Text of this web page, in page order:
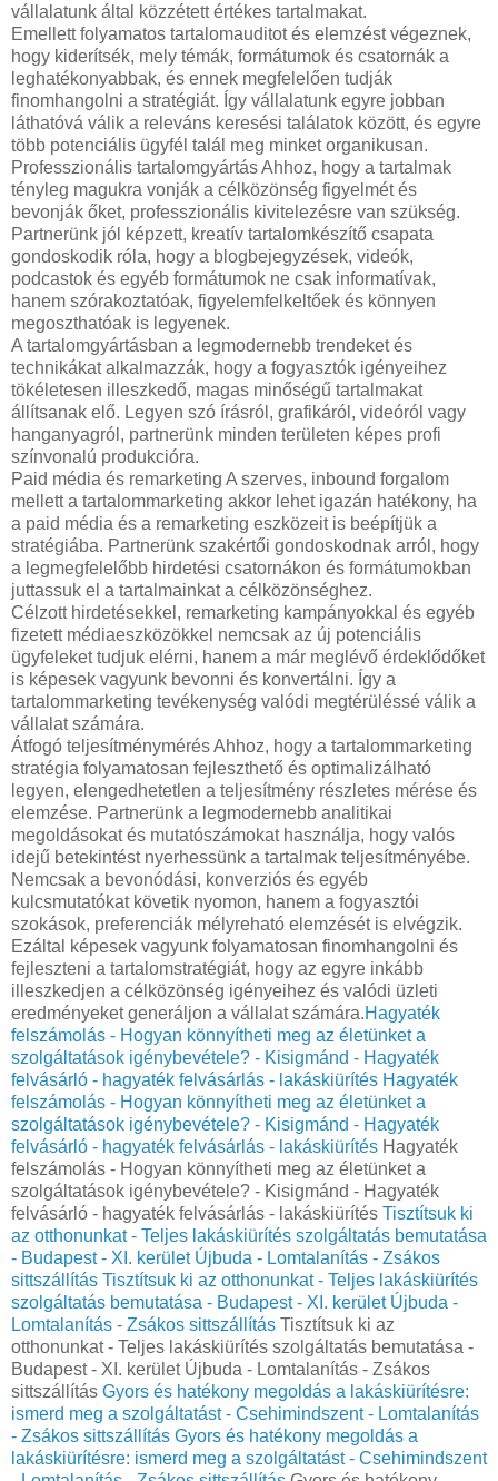
vállalatunk által közzétett értékes tartalmakat.
Emellett folyamatos tartalomauditot és elemzést végeznek,
hogy kiderítsék, mely témák, formátumok és csatornák a
leghatékonyabbak, és ennek megfelelően tudják
finomhangolni a stratégiát. Így vállalatunk egyre jobban
láthatóvá válik a releváns keresési találatok között, és egyre
több potenciális ügyfél talál meg minket organikusan.
Professzionális tartalomgyártás Ahhoz, hogy a tartalmak
tényleg magukra vonják a célközönség figyelmét és
bevonják őket, professzionális kivitelezésre van szükség.
Partnerünk jól képzett, kreatív tartalomkészítő csapata
gondoskodik róla, hogy a blogbejegyzések, videók,
podcastok és egyéb formátumok ne csak informatívak,
hanem szórakoztatóak, figyelemfelkeltőek és könnyen
megoszthatóak is legyenek.
A tartalomgyártásban a legmodernebb trendeket és
technikákat alkalmazzák, hogy a fogyasztók igényeihez
tökéletesen illeszkedő, magas minőségű tartalmakat
állítsanak elő. Legyen szó írásról, grafikáról, videóról vagy
hanganyagról, partnerünk minden területen képes profi
színvonalú produkcióra.
Paid média és remarketing A szerves, inbound forgalom
mellett a tartalommarketing akkor lehet igazán hatékony, ha
a paid média és a remarketing eszközeit is beépítjük a
stratégiába. Partnerünk szakértői gondoskodnak arról, hogy
a legmegfelelőbb hirdetési csatornákon és formátumokban
juttassuk el a tartalmainkat a célközönséghez.
Célzott hirdetésekkel, remarketing kampányokkal és egyéb
fizetett médiaeszközökkel nemcsak az új potenciális
ügyfeleket tudjuk elérni, hanem a már meglévő érdeklődőket
is képesek vagyunk bevonni és konvertálni. Így a
tartalommarketing tevékenység valódi megtérüléssé válik a
vállalat számára.
Átfogó teljesítménymérés Ahhoz, hogy a tartalommarketing
stratégia folyamatosan fejleszthető és optimalizálható
legyen, elengedhetetlen a teljesítmény részletes mérése és
elemzése. Partnerünk a legmodernebb analitikai
megoldásokat és mutatószámokat használja, hogy valós
idejű betekintést nyerhessünk a tartalmak teljesítményébe.
Nemcsak a bevonódási, konverziós és egyéb
kulcsmutatókat követik nyomon, hanem a fogyasztói
szokások, preferenciák mélyreható elemzését is elvégzik.
Ezáltal képesek vagyunk folyamatosan finomhangolni és
fejleszteni a tartalomstratégiát, hogy az egyre inkább
illeszkedjen a célközönség igényeihez és valódi üzleti
eredményeket generáljon a vállalat számára.Hagyaték
felszámolás - Hogyan könnyítheti meg az életünket a
szolgáltatások igénybevétele? - Kisigmánd - Hagyaték
felvásárló - hagyaték felvásárlás - lakáskiürítés Hagyaték
felszámolás - Hogyan könnyítheti meg az életünket a
szolgáltatások igénybevétele? - Kisigmánd - Hagyaték
felvásárló - hagyaték felvásárlás - lakáskiürítés Hagyaték
felszámolás - Hogyan könnyítheti meg az életünket a
szolgáltatások igénybevétele? - Kisigmánd - Hagyaték
felvásárló - hagyaték felvásárlás - lakáskiürítés Tisztítsuk ki
az otthonunkat - Teljes lakáskiürítés szolgáltatás bemutatása
- Budapest - XI. kerület Újbuda - Lomtalanítás - Zsákos
sittszállítás Tisztítsuk ki az otthonunkat - Teljes lakáskiürítés
szolgáltatás bemutatása - Budapest - XI. kerület Újbuda -
Lomtalanítás - Zsákos sittszállítás Tisztítsuk ki az
otthonunkat - Teljes lakáskiürítés szolgáltatás bemutatása -
Budapest - XI. kerület Újbuda - Lomtalanítás - Zsákos
sittszállítás Gyors és hatékony megoldás a lakáskiürítésre:
ismerd meg a szolgáltatást - Csehimindszent - Lomtalanítás
- Zsákos sittszállítás Gyors és hatékony megoldás a
lakáskiürítésre: ismerd meg a szolgáltatást - Csehimindszent